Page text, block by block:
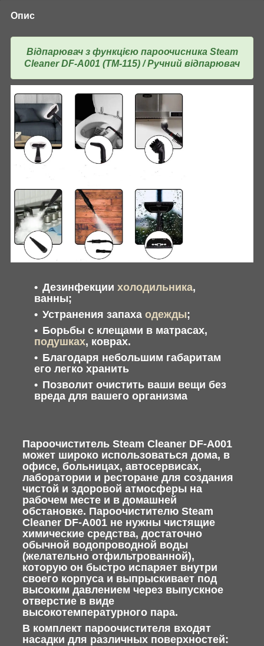
Опис
Відпарювач з функцією пароочисника Steam
Cleaner DF-A001 (ТМ-115) / Ручний відпарювач
Дезинфекции холодильника,
ванны;
Устранения запаха одежды;
Борьбы с клещами в матрасах,
подушках, коврах.
Благодаря небольшим габаритам
его легко хранить
Позволит очистить ваши вещи без
вреда для вашего организма
Пароочиститель Steam Cleaner DF-A001
может широко использоваться дома, в
офисе, больницах, автосервисах,
лаборатории и ресторане для создания
чистой и здоровой атмосферы на
рабочем месте и в домашней
обстановке. Пароочистителю Steam
Cleaner DF-A001 не нужны чистящие
химические средства, достаточно
обычной водопроводной воды
(желательно отфильтрованной),
которую он быстро испаряет внутри
своего корпуса и выпрыскивает под
высоким давлением через выпускное
отверстие в виде
высокотемпературного пара.
В комплект пароочистителя входят
насадки для различных поверхностей: